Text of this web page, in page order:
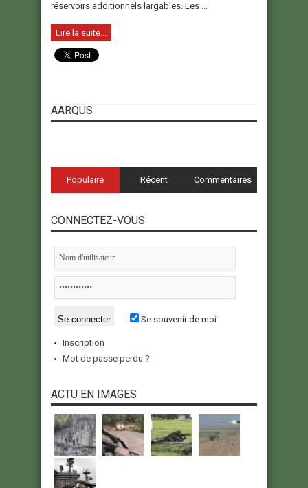
réservoirs additionnels largables. Les ...
Lire la suite...
AARQUS
Populaire Récent Commentaires
CONNECTEZ-VOUS
Se souvenir de moi
Inscription
Mot de passe perdu ?
ACTU EN IMAGES